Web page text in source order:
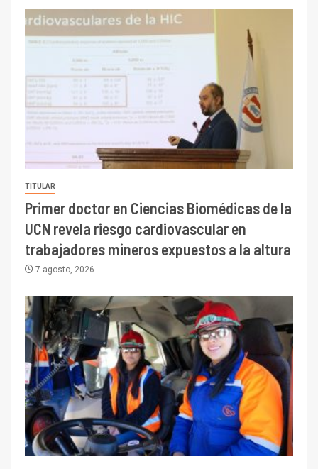
TITULAR
Primer doctor en Ciencias Biomédicas de la
UCN revela riesgo cardiovascular en
trabajadores mineros expuestos a la altura
7 agosto, 2026